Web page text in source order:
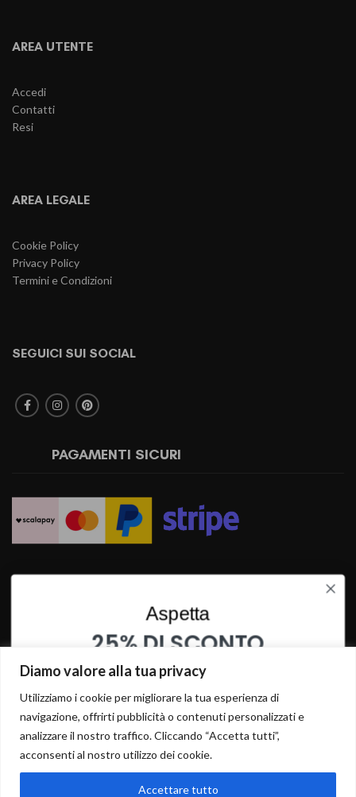
Diamo valore alla tua privacy
Utilizziamo i cookie per migliorare la tua esperienza di
navigazione, offrirti pubblicità o contenuti personalizzati e
analizzare il nostro traffico. Cliccando “Accetta tutti”,
acconsenti al nostro utilizzo dei cookie.
Accettare tutto
AREA UTENTE
Accedi
Contatti
Resi
AREA LEGALE
Cookie Policy
Privacy Policy
Termini e Condizioni
SEGUICI SUI SOCIAL
PAGAMENTI SICURI
Aspetta
25% DI SCONTO
SU QUESTO PRODOTTO
INSERISCI I TUOI DATI PER OTTENERE LO SCONTO